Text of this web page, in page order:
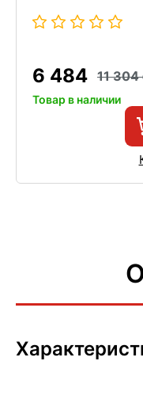
6 484 11 304
Товар в наличии